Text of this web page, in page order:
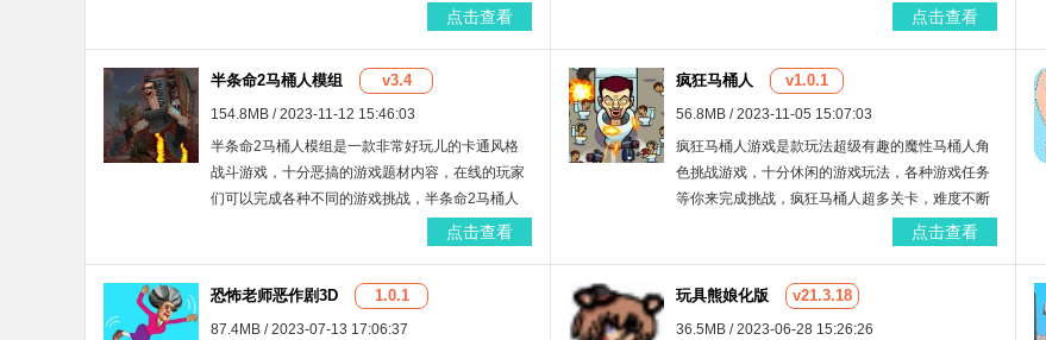
尽情的在游戏中利用武器挥发负面情绪，喜欢的话
点击查看
列的恶作剧制作，让他的生活变得一团糟，感兴趣
点击查看
半条命2马桶人模组 v3.4
154.8MB / 2023-11-12 15:46:03
半条命2马桶人模组是一款非常好玩儿的卡通风格
战斗游戏，十分恶搞的游戏题材内容，在线的玩家
们可以完成各种不同的游戏挑战，半条命2马桶人
模组游戏趣味性极强，游戏攻略作弊码免费分享，
更多武器等你来解锁，感兴趣的话就来这里免费下
点击查看
疯狂马桶人 v1.0.1
56.8MB / 2023-11-05 15:07:03
疯狂马桶人游戏是款玩法超级有趣的魔性马桶人角
色挑战游戏，十分休闲的游戏玩法，各种游戏任务
等你来完成挑战，疯狂马桶人超多关卡，难度不断
升级，各种好玩儿的冒险模式都等你来畅玩，感兴
点击查看
恐怖老师恶作剧3D 1.0.1
87.4MB / 2023-07-13 17:06:37
玩具熊娘化版 v21.3.18
36.5MB / 2023-06-28 15:26:26